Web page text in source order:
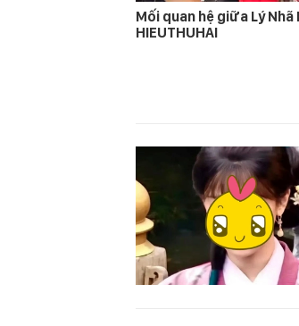
Mối quan hệ giữa Lý Nhã
HIEUTHUHAI